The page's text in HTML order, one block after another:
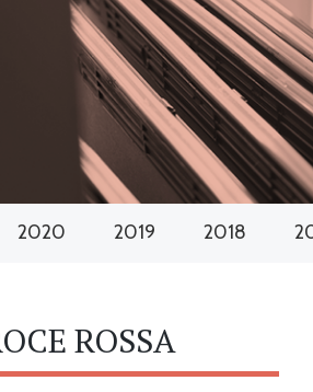
2020 2019 2018
ROSSA